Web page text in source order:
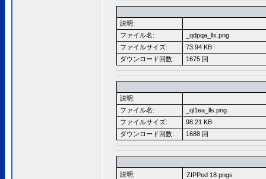
説明:
ファイル名:
_qdpqa_lls.png
ファイルサイズ:
73.94 KB
ダウンロード回数:
1675 回
説明:
ファイル名:
_ql1ea_lls.png
ファイルサイズ:
98.21 KB
ダウンロード回数:
1688 回
説明:
ZIPPed 18 pngs